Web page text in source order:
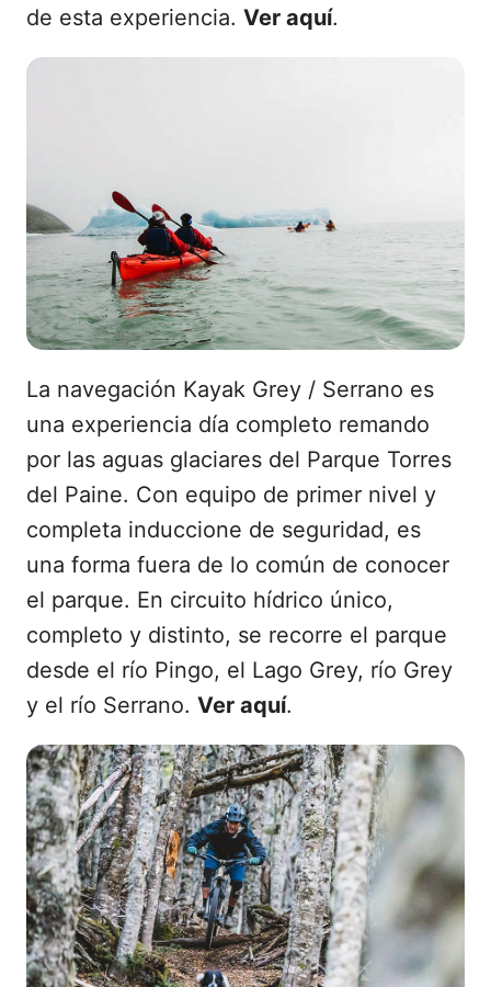
de esta experiencia. Ver aquí.
La navegación Kayak Grey / Serrano es
una experiencia día completo remando
por las aguas glaciares del Parque Torres
del Paine. Con equipo de primer nivel y
completa induccione de seguridad, es
una forma fuera de lo común de conocer
el parque. En circuito hídrico único,
completo y distinto, se recorre el parque
desde el río Pingo, el Lago Grey, río Grey
y el río Serrano. Ver aquí.